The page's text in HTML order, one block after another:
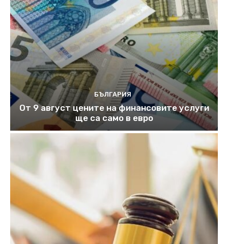
БЪЛГАРИЯ
От 9 август цените на финансовите услуги
ще са само в евро